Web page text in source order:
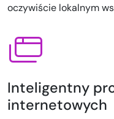
oczywiście lokalnym
Inteligentny
internetowych